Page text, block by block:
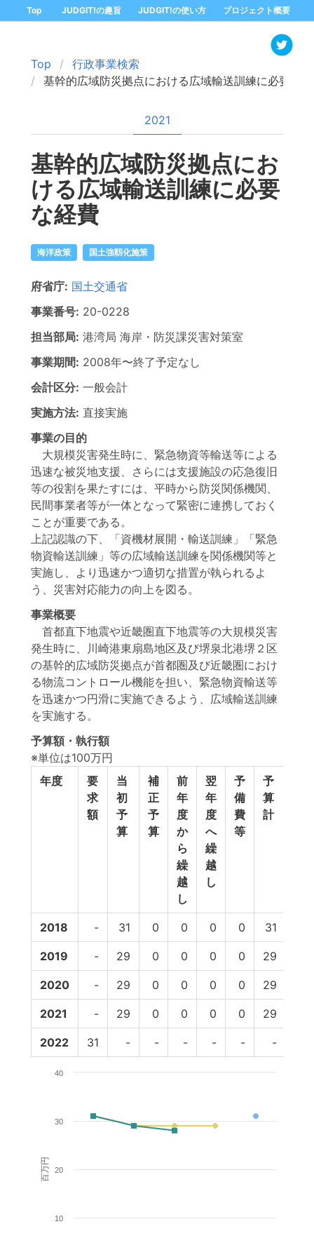
Top JUDGIT!の趣旨 JUDGIT!の使い方 プロジェクト概要
Top
行政事業検索
基幹的広域防災拠点における広域輸送訓練に必要な
2021
基幹的広域防災拠点にお
ける広域輸送訓練に必要
な経費
海洋政策 国土強靱化施策
府省庁: 国土交通省
事業番号: 20-0228
担当部局: 港湾局 海岸・防災課災害対策室
事業期間: 2008年〜終了予定なし
会計区分: 一般会計
実施方法: 直接実施
事業の目的
大規模災害発生時に、緊急物資等輸送等による
迅速な被災地支援、さらには支援施設の応急復旧
等の役割を果たすには、平時から防災関係機関、
民間事業者等が一体となって緊密に連携しておく
ことが重要である。
上記認識の下、「資機材展開・輸送訓練」「緊急
物資輸送訓練」等の広域輸送訓練を関係機関等と
実施し、より迅速かつ適切な措置が執られるよ
う、災害対応能力の向上を図る。
事業概要
首都直下地震や近畿圏直下地震等の大規模災害
発生時に、川崎港東扇島地区及び堺泉北港堺２区
の基幹的広域防災拠点が首都圏及び近畿圏におけ
る物流コントロール機能を担い、緊急物資輸送等
を迅速かつ円滑に実施できるよう、広域輸送訓練
を実施する。
予算額・執行額
※単位は100万円
年度
要
求
額
当
初
予
算
補
正
予
算
前
年
度
か
ら
繰
越
し
翌
年
度
へ
繰
越
し
予
備
費
等
予
算
計
2018 - 31 0 0 0 0 31
2019 - 29 0 0 0 0 29
2020 - 29 0 0 0 0 29
2021 - 29 0 0 0 0 29
2022 31 - - - - - -
百万円
10
20
30
40